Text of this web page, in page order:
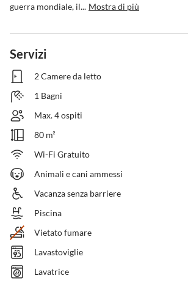
guerra mondiale, il... Mostra di più
Servizi
2 Camere da letto
1 Bagni
Max. 4 ospiti
80 m²
Wi-Fi Gratuito
Animali e cani ammessi
Vacanza senza barriere
Piscina
Vietato fumare
Lavastoviglie
Lavatrice